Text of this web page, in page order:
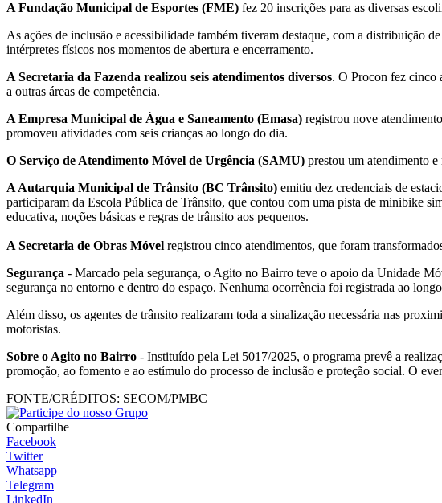
A Fundação Municipal de Esportes (FME) fez 20 inscrições para as diversas
As ações de inclusão e acessibilidade também tiveram destaque, com a distribuição
intérpretes físicos nos momentos de abertura e encerramento.
A Secretaria da Fazenda realizou seis atendimentos diversos. O Procon fez cinco
a outras áreas de competência.
A Empresa Municipal de Água e Saneamento (Emasa) registrou nove
promoveu atividades com seis crianças ao longo do dia.
O Serviço de Atendimento Móvel de Urgência (SAMU) prestou um atendimento
A Autarquia Municipal de Trânsito (BC Trânsito) emitiu dez credenciais de
participaram da Escola Pública de Trânsito, que contou com uma pista de minibike
educativa, noções básicas e regras de trânsito aos pequenos.
A Secretaria de Obras Móvel registrou cinco atendimentos, que foram
Segurança - Marcado pela segurança, o Agito no Bairro teve o apoio da Unidade
segurança no entorno e dentro do espaço. Nenhuma ocorrência foi registrada ao
Além disso, os agentes de trânsito realizaram toda a sinalização necessária nas
motoristas.
Sobre o Agito no Bairro - Instituído pela Lei 5017/2025, o programa prevê a
promoção, ao fomento e ao estímulo do processo de inclusão e proteção social. O
FONTE/CRÉDITOS: SECOM/PMBC
Compartilhe
Facebook
Twitter
Whatsapp
Telegram
LinkedIn